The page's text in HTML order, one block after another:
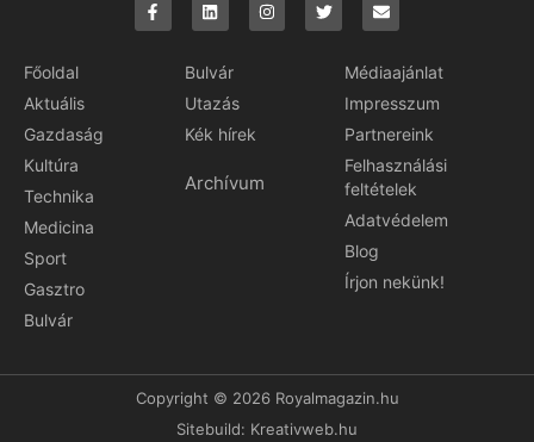
Főoldal
Aktuális
Gazdaság
Kultúra
Technika
Medicina
Sport
Gasztro
Bulvár
Bulvár
Utazás
Kék hírek
Archívum
Médiaajánlat
Impresszum
Partnereink
Felhasználási
feltételek
Adatvédelem
Blog
Írjon nekünk!
Copyright © 2026 Royalmagazin.hu
Sitebuild: Kreativweb.hu